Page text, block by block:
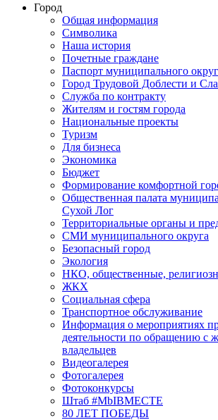
Город
Общая информация
Символика
Наша история
Почетные граждане
Паспорт муниципального
Город Трудовой Доблести и
Служба по контракту
Жителям и гостям города
Национальные проекты
Туризм
Для бизнеса
Экономика
Бюджет
Формирование комфортной
Общественная палата
Сухой Лог
Территориальные органы и
СМИ муниципального округа
Безопасный город
Экология
НКО, общественные,
ЖКХ
Социальная сфера
Транспортное обслуживание
Информация о мероприятиях
деятельности по обращению с
владельцев
Видеогалерея
Фотогалерея
Фотоконкурсы
Штаб #MbIBMECTE
80 ЛЕТ ПОБЕДЫ